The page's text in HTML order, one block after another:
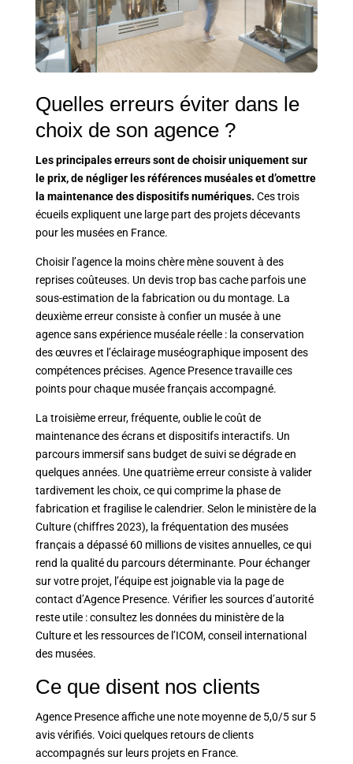
Quelles erreurs éviter dans le
choix de son agence ?
Les principales erreurs sont de choisir uniquement sur
le prix, de négliger les références muséales et d’omettre
la maintenance des dispositifs numériques. Ces trois
écueils expliquent une large part des projets décevants
pour les musées en France.
Choisir l’agence la moins chère mène souvent à des
reprises coûteuses. Un devis trop bas cache parfois une
sous-estimation de la fabrication ou du montage. La
deuxième erreur consiste à confier un musée à une
agence sans expérience muséale réelle : la conservation
des œuvres et l’éclairage muséographique imposent des
compétences précises. Agence Presence travaille ces
points pour chaque musée français accompagné.
La troisième erreur, fréquente, oublie le coût de
maintenance des écrans et dispositifs interactifs. Un
parcours immersif sans budget de suivi se dégrade en
quelques années. Une quatrième erreur consiste à valider
tardivement les choix, ce qui comprime la phase de
fabrication et fragilise le calendrier. Selon le ministère de la
Culture (chiffres 2023), la fréquentation des musées
français a dépassé 60 millions de visites annuelles, ce qui
rend la qualité du parcours déterminante. Pour échanger
sur votre projet, l’équipe est joignable via la page de
contact d’Agence Presence. Vérifier les sources d’autorité
reste utile : consultez lesdonnées du ministère de la
Cultureet les ressources de l’ICOM, conseil international
des musées.
Ce que disent nos clients
Agence Presence affiche une note moyenne de 5,0/5 sur 5
avis vérifiés. Voici quelques retours de clients
accompagnés sur leurs projets en France.